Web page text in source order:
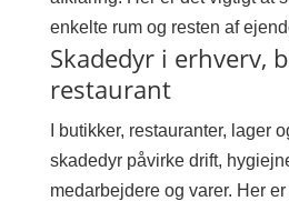
enkelte rum og resten af
Skadedyr i erhverv,
restaurant
I butikker, restauranter, lager
skadedyr påvirke drift,
medarbejdere og varer. Her